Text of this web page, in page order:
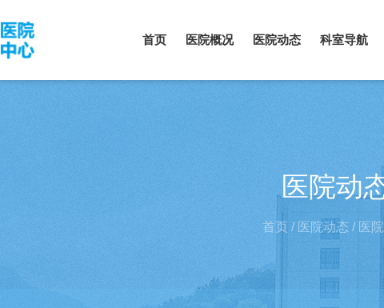
首页 医院概况 医院动态 科室导航
医院动
首页 / 医院动态 / 医